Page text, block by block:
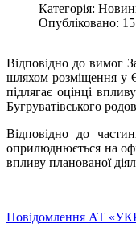
Категорія:
Опубліковано:
Відповідно до вимог
шляхом розміщення у
підлягає оцінці
Бугруватівського
Відповідно до
оприлюднюється на
впливу планованої
Повідомлення АТ